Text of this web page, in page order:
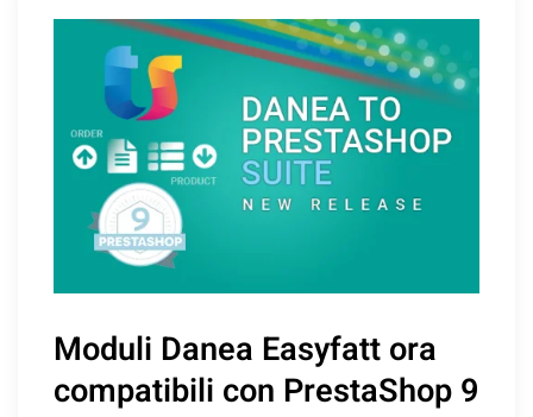
Moduli Danea Easyfatt ora
compatibili con PrestaShop 9